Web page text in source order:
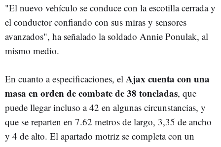
"El nuevo vehículo se conduce con la escotilla cerrada y
el conductor confiando con sus miras y sensores
avanzados", ha señalado la soldado Annie Ponulak, al
mismo medio.
En cuanto a especificaciones, el Ajax cuenta con una
masa en orden de combate de 38 toneladas, que
puede llegar incluso a 42 en algunas circunstancias, y
que se reparten en 7.62 metros de largo, 3,35 de ancho
y 4 de alto. El apartado motriz se completa con un